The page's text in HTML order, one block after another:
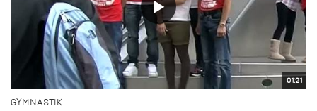
01:21
GYMNASTIK